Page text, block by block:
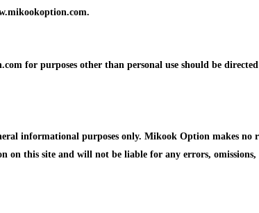
for purposes other than personal use should be
informational purposes only. Mikook Option makes no
on this site and will not be liable for any errors,